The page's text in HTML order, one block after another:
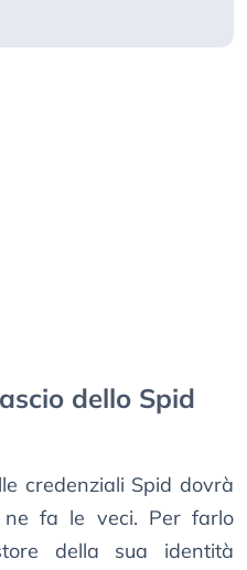
dello Spid
credenziali Spid dovrà
fa le veci. Per farlo
della sua identità